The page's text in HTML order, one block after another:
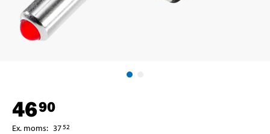
4690
Ex. moms: 3752